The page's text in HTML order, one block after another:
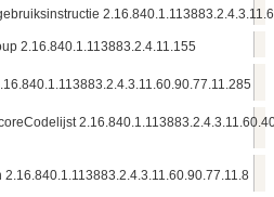
2.16.840.1.113883.2.4.11.155
2.16.840.1.113883.2.4.3.11.60.90.77.11.8